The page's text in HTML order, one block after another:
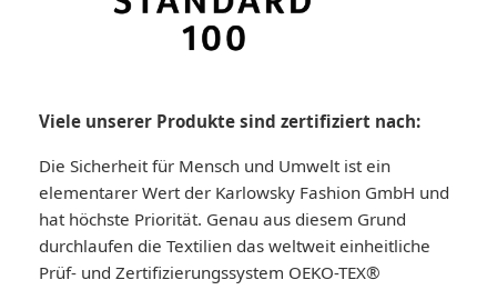
Viele unserer Produkte sind zertifiziert nach:
Die Sicherheit für Mensch und Umwelt ist ein
elementarer Wert der Karlowsky Fashion GmbH und
hat höchste Priorität. Genau aus diesem Grund
durchlaufen die Textilien das weltweit einheitliche
Prüf- und Zertifizierungssystem OEKO-TEX®